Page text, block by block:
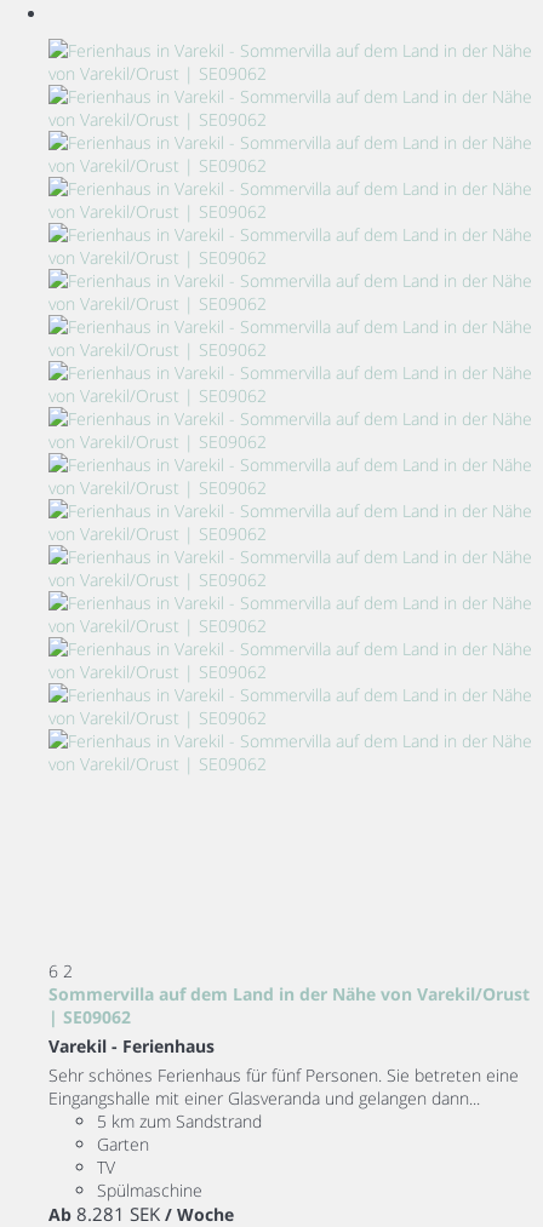
6 2
Sommervilla auf dem Land in der Nähe von Varekil/Orust
| SE09062
Varekil - Ferienhaus
Sehr schönes Ferienhaus für fünf Personen. Sie betreten eine
Eingangshalle mit einer Glasveranda und gelangen dann...
5 km zum Sandstrand
Garten
TV
Spülmaschine
Ab 8.281 SEK / Woche